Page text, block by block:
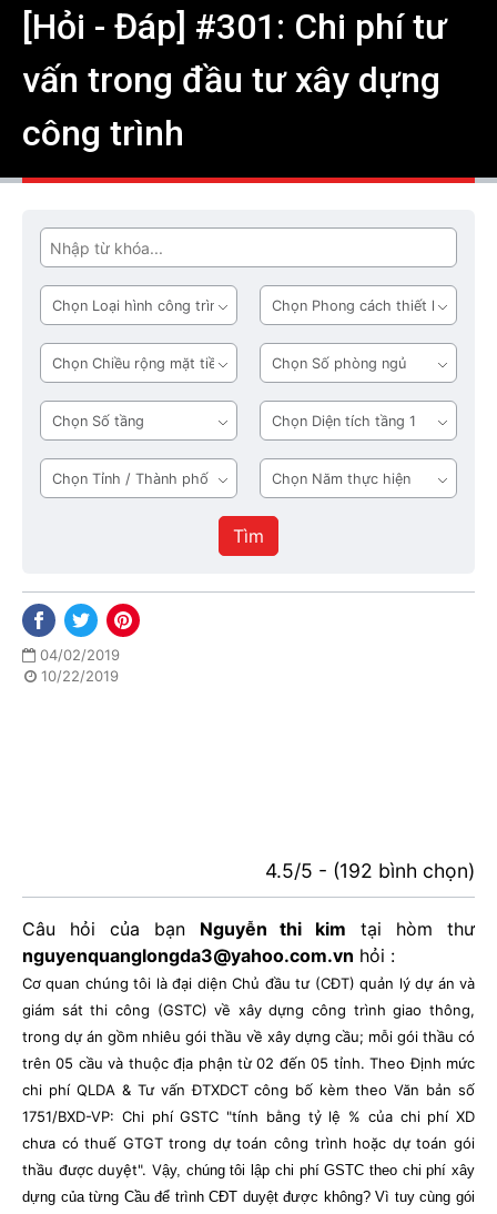
[Hỏi - Đáp] #301: Chi phí tư
vấn trong đầu tư xây dựng
công trình
Tìm
Loại
hình
công
trình
Phong
cách
thiết
kế
Chiều
rộng
mặt
tiền
Số
phòng
ngủ
Số
tầng
Diện
tích
tầng
1
Tỉnh
/
Năm
thực
hiện
Tìm
04/02/2019
10/22/2019
4.5/5 - (192 bình chọn)
Câu hỏi của bạn Nguyễn thi kim tại hòm thư
nguyenquanglongda3@yahoo.com.vn hỏi :
Cơ quan chúng tôi là đại diện Chủ đầu tư (CĐT) quản lý dự án và
giám sát thi công (GSTC) về xây dựng công trình giao thông,
trong dự án gồm nhiêu gói thầu về xây dựng cầu; mỗi gói thầu có
trên 05 cầu và thuộc địa phận từ 02 đến 05 tỉnh. Theo Định mức
chi phí QLDA & Tư vấn ĐTXDCT công bố kèm theo Văn bản số
1751/BXD-VP: Chi phí GSTC "tính bằng tỷ lệ % của chi phí XD
chưa có thuế GTGT trong dự toán công trình hoặc dự toán gói
thầu được duyệt". Vậy, chúng tôi lập chi phí GSTC theo chi phí xây
dựng của từng Cầu để trình CĐT duyệt được không? Vì tuy cùng gói